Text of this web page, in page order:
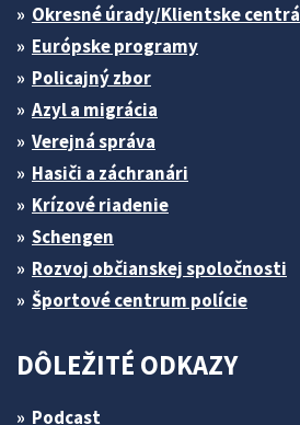
Okresné úrady/Klientske centrá
Európske programy
Policajný zbor
Azyl a migrácia
Verejná správa
Hasiči a záchranári
Krízové riadenie
Schengen
Rozvoj občianskej spoločnosti
Športové centrum polície
DÔLEŽITÉ ODKAZY
Podcast